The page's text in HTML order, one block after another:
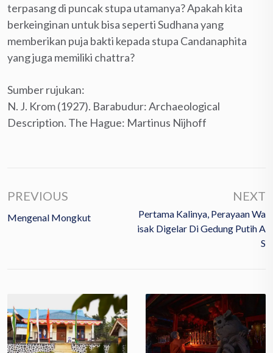
terpasang di puncak stupa utamanya? Apakah kita
berkeinginan untuk bisa seperti Sudhana yang
memberikan puja bakti kepada stupa Candanaphita
yang juga memiliki chattra?
Sumber rujukan:
N. J. Krom (1927). Barabudur: Archaeological
Description. The Hague: Martinus Nijhoff
PREVIOUS
Mengenal Mongkut
NEXT
Pertama Kalinya, Perayaan Wa
Isak Digelar Di Gedung Putih A
S